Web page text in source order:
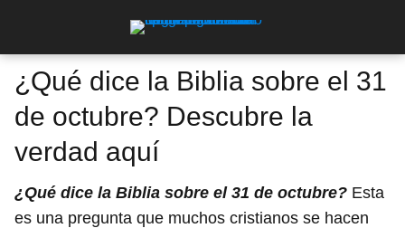
¿Qué dice la Biblia sobre el 31
de octubre? Descubre la
verdad aquí
¿Qué dice la Biblia sobre el 31 de octubre? Esta
es una pregunta que muchos cristianos se hacen